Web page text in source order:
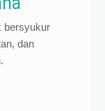
bersyukur
dan